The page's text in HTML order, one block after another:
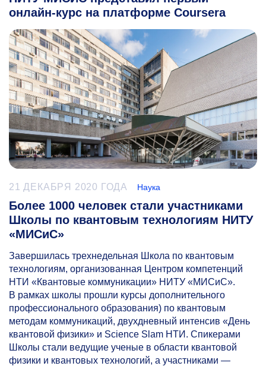
онлайн-курс на платформе Coursera
21 ДЕКАБРЯ 2020 ГОДА Наука
Более 1000 человек стали участниками
Школы по квантовым технологиям НИТУ
«МИСиС»
Завершилась трехнедельная Школа по квантовым
технологиям, организованная Центром компетенций
НТИ «Квантовые коммуникации» НИТУ «МИСиС».
В рамках школы прошли курсы дополнительного
профессионального образования) по квантовым
методам коммуникаций, двухдневный интенсив «День
квантовой физики» и Science Slam НТИ. Спикерами
Школы стали ведущие ученые в области квантовой
физики и квантовых технологий, а участниками —